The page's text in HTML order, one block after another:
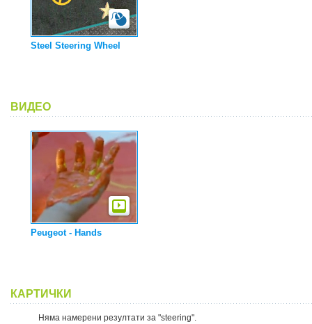
Steel Steering Wheel
ВИДЕО
Peugeot - Hands
КАРТИЧКИ
Няма намерени резултати за "steering".